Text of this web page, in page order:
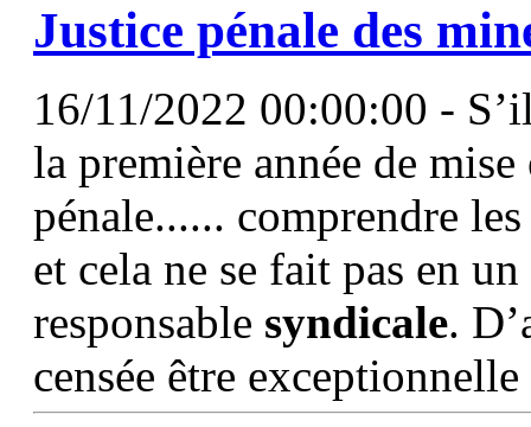
Justice pénale des
16/11/2022 00:00:00 -
la première année de
pénale...... comprendre les
et cela ne se fait pas en
responsable syndicale.
censée être